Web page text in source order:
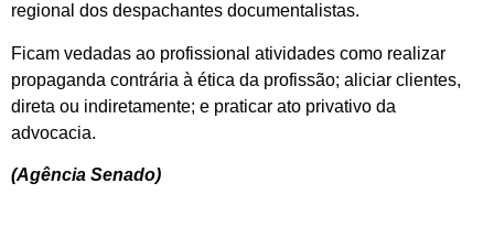
regional dos despachantes documentalistas.
Ficam vedadas ao profissional atividades como realizar
propaganda contrária à ética da profissão; aliciar clientes,
direta ou indiretamente; e praticar ato privativo da
advocacia.
(Agência Senado)